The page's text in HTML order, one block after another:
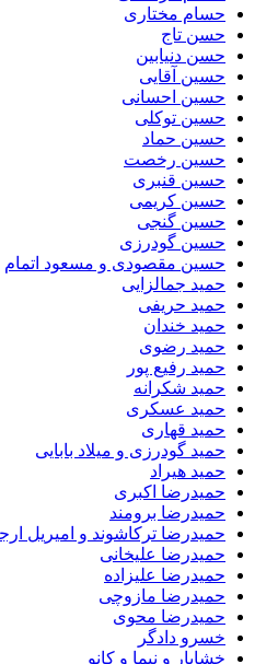
حسام مختاری
حسن تاج
حسن دنیابین
حسین آقایی
حسین احسانی
حسین توکلی
حسین حماد
حسین رخصت
حسین قنبری
حسین کریمی
حسین گنجی
حسین گودرزی
حسین مقصودی و مسعود اتمام
حمید جمالزایی
حمید حریفی
حمید خندان
حمید رضوی
حمید رفیع پور
حمید شکرانه
حمید عسکری
حمید قهاری
حمید گودرزی و میلاد بابایی
حمید هیراد
حمیدرضا اکبری
حمیدرضا برومند
حمیدرضا ترکاشوند و امیریل
حمیدرضا علیخانی
حمیدرضا علیزاده
حمیدرضا مازوچی
حمیدرضا محوی
خسرو دادگر
خشایار و نیما و کانو